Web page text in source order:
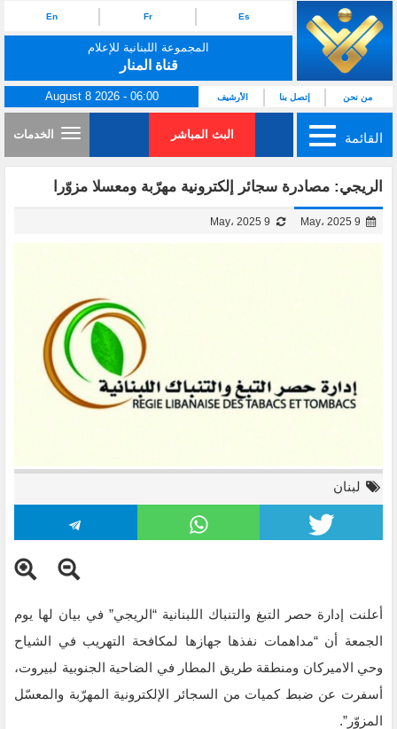
Es
Fr
En
المجموعة اللبنانية للإعلام
قناة المنار
من نحن إتصل بنا الأرشيف August 8 2026 - 06:00
القائمة البث المباشر الخدمات
الريجي: مصادرة سجائر إلكترونية مهرّبة ومعسلا مزوّرا
لبنان
أعلنت إدارة حصر التبغ والتنباك اللبنانية “الريجي” في بيان لها يوم
الجمعة أن “مداهمات نفذها جهازها لمكافحة التهريب في الشياح
وحي الاميركان ومنطقة طريق المطار في الضاحية الجنوبية لبيروت،
أسفرت عن ضبط كميات من السجائر الإلكترونية المهرّبة والمعسّل
المزوّر”.